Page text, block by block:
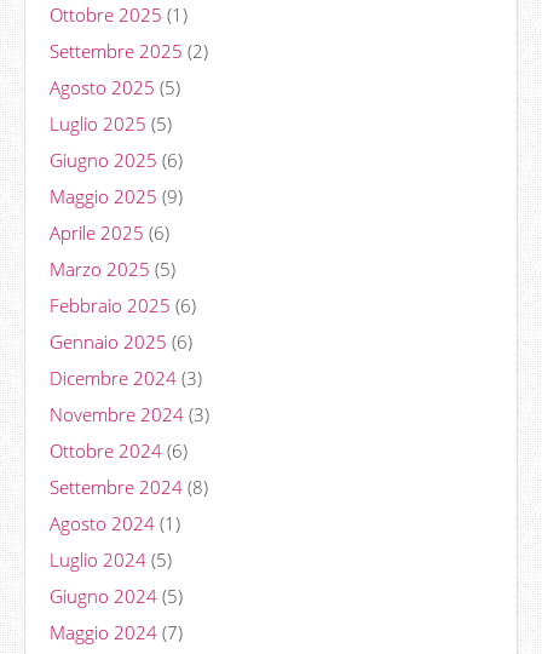
Ottobre 2025 (1)
Settembre 2025 (2)
Agosto 2025 (5)
Luglio 2025 (5)
Giugno 2025 (6)
Maggio 2025 (9)
Aprile 2025 (6)
Marzo 2025 (5)
Febbraio 2025 (6)
Gennaio 2025 (6)
Dicembre 2024 (3)
Novembre 2024 (3)
Ottobre 2024 (6)
Settembre 2024 (8)
Agosto 2024 (1)
Luglio 2024 (5)
Giugno 2024 (5)
Maggio 2024 (7)